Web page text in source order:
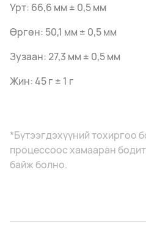
Урт: 66,6 мм ± 0,5 мм
Өргөн: 50,1 мм ± 0,5 мм
Зузаан: 27,3 мм ± 0,5 мм
Жин: 45 г ± 1 г
*Бүтээгдэхүүний тохиргоо
процессоос хамааран
байж болно.